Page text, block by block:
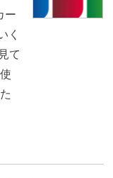
ー
く
て